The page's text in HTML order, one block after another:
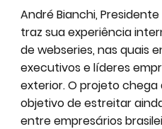
André Bianchi, Presidente
traz sua experiência
de webseries, nas quais
executivos e líderes
exterior. O projeto chega
objetivo de estreitar
entre empresários